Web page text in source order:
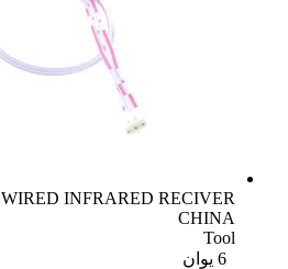
WIRED INFRARED RECIVER
CHINA
Tool
6 یوان